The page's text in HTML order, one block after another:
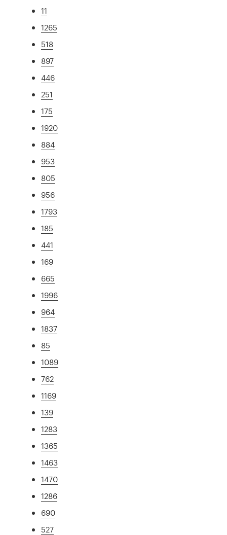
11
1265
518
897
446
251
175
1920
884
953
805
956
1793
185
441
169
665
1996
964
1837
85
1089
762
1169
139
1283
1365
1463
1470
1286
690
527